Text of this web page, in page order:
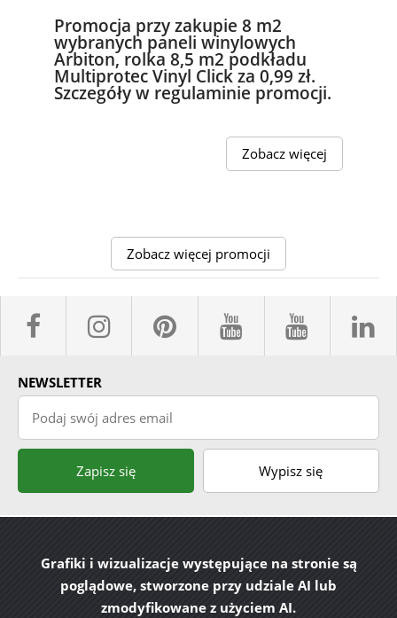
Promocja przy zakupie 8 m2
wybranych paneli winylowych
Arbiton, rolka 8,5 m2 podkładu
Multiprotec Vinyl Click za 0,99 zł.
Szczegóły w regulaminie promocji.
Zobacz więcej
Zobacz więcej promocji
facebook sklepyBELPOL
instagram
pinterestyoutube
NEWSLETTER
Podaj swój adres email
Zapisz się Wypisz się
Grafiki i wizualizacje występujące na stronie są
poglądowe, stworzone przy udziale AI lub
zmodyfikowane z użyciem AI.